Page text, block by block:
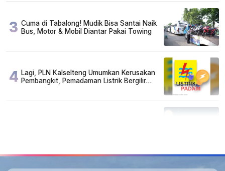
3 Cuma di Tabalong! Mudik Bisa Santai Naik
Bus, Motor & Mobil Diantar Pakai Towing
4 Lagi, PLN Kalselteng Umumkan Kerusakan
Pembangkit, Pemadaman Listrik Bergilir